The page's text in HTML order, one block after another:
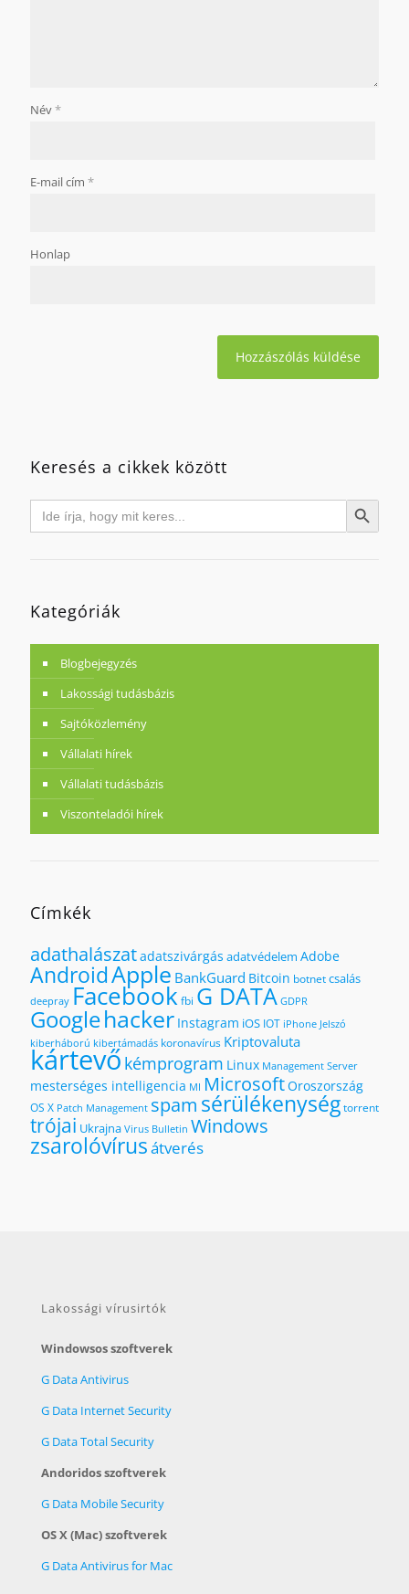
Név*
E-mail cím *
Honlap
Keresés a cikkek között
Search
for: Search Button
Kategóriák
Blogbejegyzés
Lakossági tudásbázis
Sajtóközlemény
Vállalati hírek
Vállalati tudásbázis
Viszonteladói hírek
Címkék
adathalászatadatszivárgás adatvédelem Adobe
AndroidApple BankGuard Bitcoin botnetcsalás
deepray Facebookfbi G DATA GDPR
Googlehacker Instagram iOS IOT iPhone Jelszó
kiberháború kibertámadás koronavírus Kriptovaluta
kártevő kémprogram Linux Management Server
mesterséges intelligencia MI MicrosoftOroszország
OS X Patch Management spam sérülékenységtorrent
trójai Ukrajna Virus Bulletin Windows
zsarolóvírusátverés
Lakossági vírusirtók
Windowsos szoftverek
G Data Antivirus
G Data Internet Security
G Data Total Security
Andoridos szoftverek
G Data Mobile Security
OS X (Mac) szoftverek
G Data Antivirus for Mac